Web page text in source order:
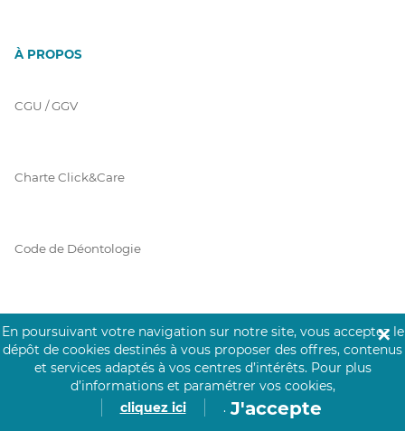
À PROPOS
CGU / GGV
Charte Click&Care
Code de Déontologie
Prérequis Click&Care
En poursuivant votre navigation sur notre site, vous acceptez le
dépôt de cookies destinés à vous proposer des offres, contenus
et services adaptés à vos centres d’intérêts. Pour plus
d’informations et paramétrer vos cookies,
cliquez ici
. J'accepte
✕